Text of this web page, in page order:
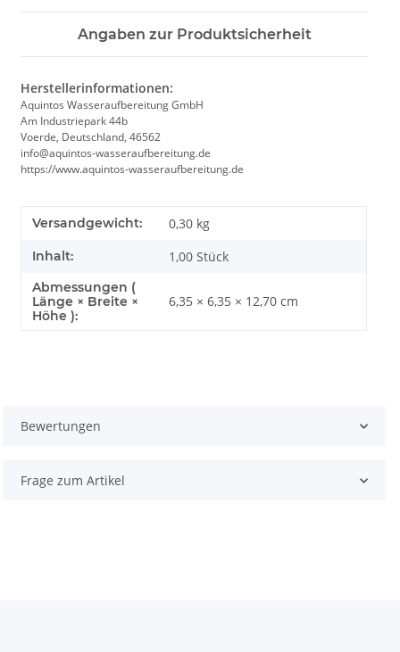
Angaben zur Produktsicherheit
Herstellerinformationen:
Aquintos Wasseraufbereitung GmbH
Am Industriepark 44b
Voerde, Deutschland, 46562
info@aquintos-wasseraufbereitung.de
https://www.aquintos-wasseraufbereitung.de
Versandgewicht: 0,30 kg
Inhalt: 1,00 Stück
Abmessungen (
Länge × Breite ×
Höhe ):
6,35 × 6,35 × 12,70 cm
Bewertungen
Frage zum Artikel